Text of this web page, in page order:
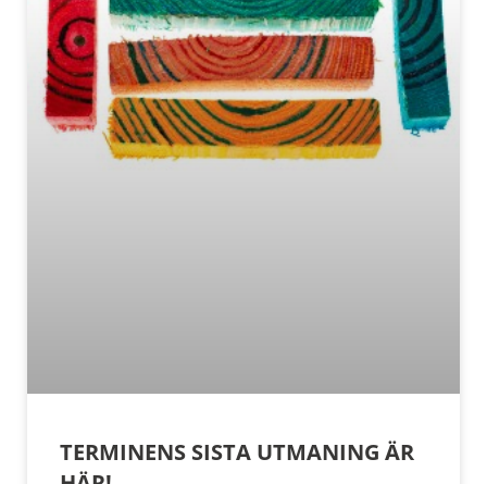
TERMINENS SISTA UTMANING ÄR